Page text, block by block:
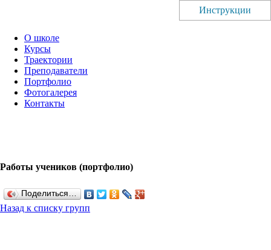
О школе
Курсы
Траектории
Преподаватели
Портфолио
Фотогалерея
Контакты
Работы учеников (портфолио)
Поделиться…
Назад к списку групп
Инструкции